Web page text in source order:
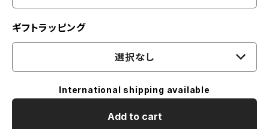
ギフトラッピング
選択なし
International shipping available
Add to cart